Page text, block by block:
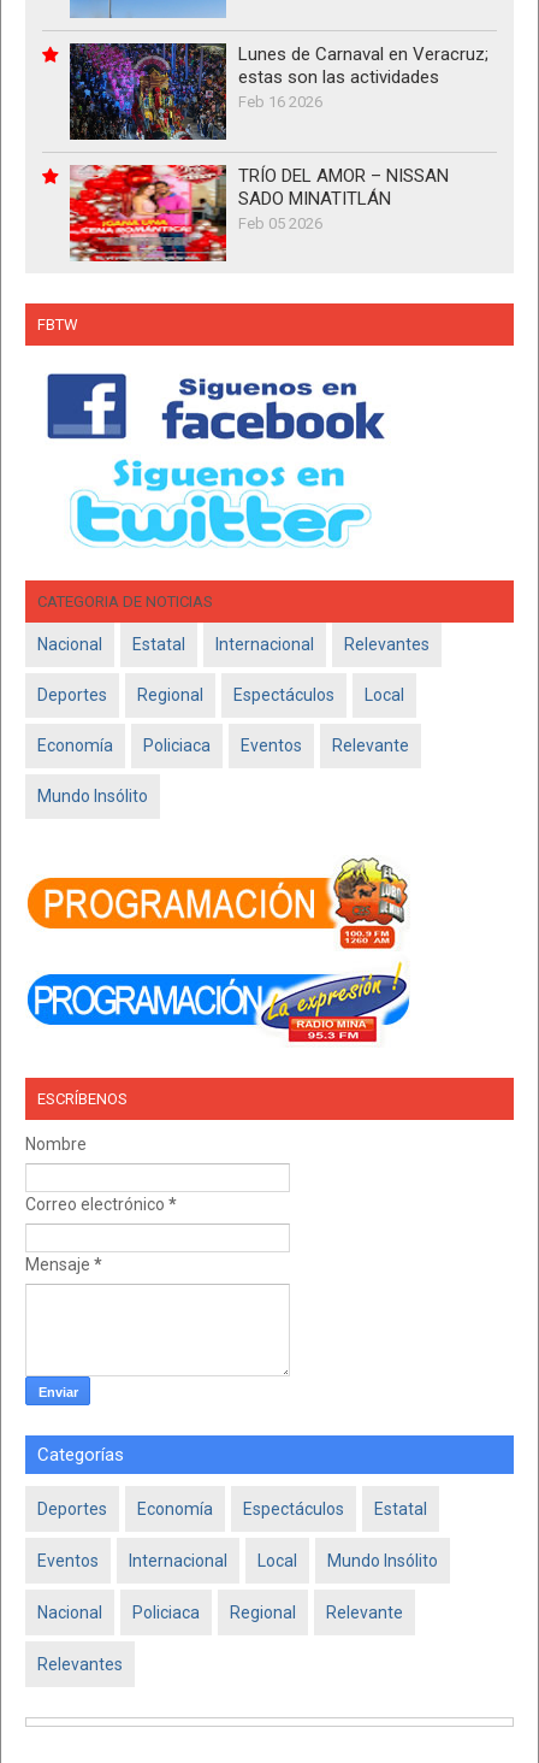
Lunes de Carnaval en Veracruz;
estas son las actividades
Feb 16 2026
TRÍO DEL AMOR – NISSAN
SADO MINATITLÁN
Feb 05 2026
FBTW
CATEGORIA DE NOTICIAS
Nacional Estatal Internacional Relevantes
Deportes Regional Espectáculos Local
Economía Policiaca Eventos Relevante
Mundo Insólito
ESCRÍBENOS
Nombre
Correo electrónico *
Mensaje *
Categorías
Deportes Economía Espectáculos Estatal
Eventos Internacional Local Mundo Insólito
Nacional Policiaca Regional Relevante
Relevantes